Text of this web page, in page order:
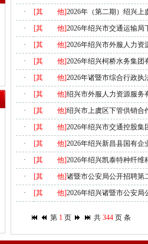
·
[其 他]2026年（第二期）绍兴
·
[其 他]2026年绍兴市交通运输
·
[其 他]2026年绍兴市外服人力
·
[其 他]2026年绍兴柯桥水务集
·
[其 他]2026年诸暨市综合行政
·
[其 他]绍兴市外服人力资源服务
·
[其 他]绍兴市上虞区下管供销
·
[其 他]2026年绍兴市交通控股
·
[其 他]2026年绍兴新昌县国有
·
[其 他]2026年绍兴凯泰特种纤
·
[其 他]诸暨市公安局公开招聘第
·
[其 他]2026年绍兴诸暨市公安
第 1 页 共 344 页 条